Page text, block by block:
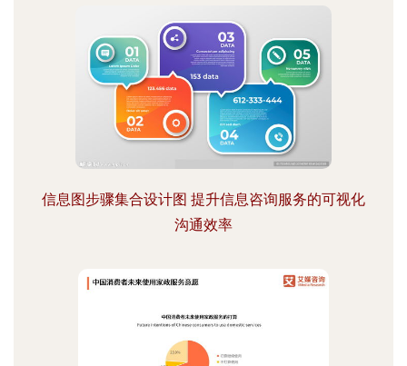
信息图步骤集合设计图 提升信息咨询服务的可视化
沟通效率